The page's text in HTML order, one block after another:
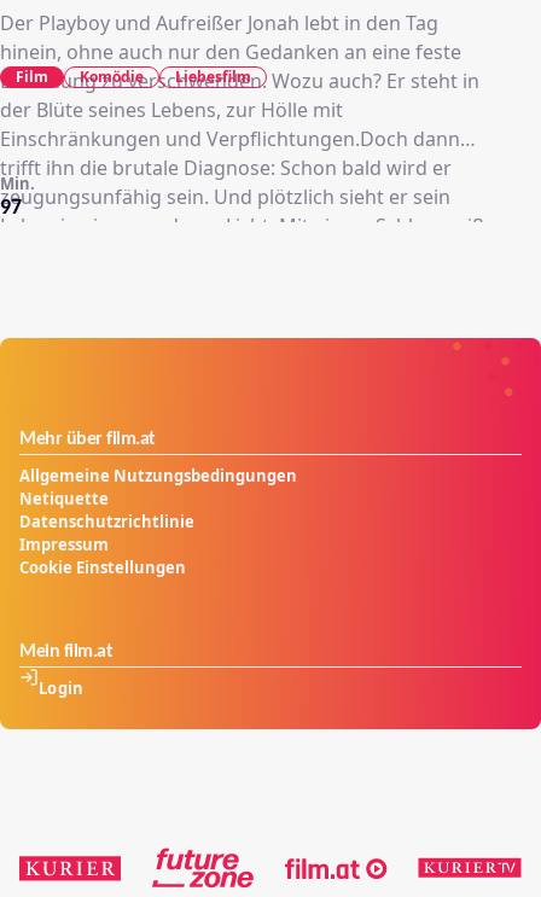
Der Playboy und Aufreißer Jonah lebt in den Tag
hinein, ohne auch nur den Gedanken an eine feste
Beziehung zu verschwenden. Wozu auch? Er steht in
der Blüte seines Lebens, zur Hölle mit
Einschränkungen und Verpflichtungen.Doch dann
trifft ihn die brutale Diagnose: Schon bald wird er
zeugungsunfähig sein. Und plötzlich sieht er sein
Leben in einem anderen Licht. Mit einem Schlag weiß
macht sich auf die Suche nach der Mutter für sein Kind
als gedacht ...
97
Min.
Film Komödie Liebesfilm
Mehr über film.at
Allgemeine Nutzungsbedingungen
Netiquette
Datenschutzrichtlinie
Impressum
Cookie Einstellungen
Mein film.at
Login